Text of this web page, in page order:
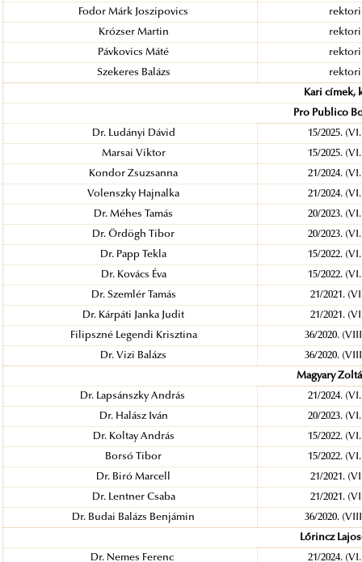
Fodor Márk Joszipovics rektori
Krózser Martin rektori
Pávkovics Máté rektori
Szekeres Balázs rektori
Kari címek,
Pro Publico
Dr. Ludányi Dávid 15/2025.
Marsai Viktor 15/2025.
Kondor Zsuzsanna 21/2024.
Volenszky Hajnalka 21/2024.
Dr. Méhes Tamás 20/2023.
Dr. Ördögh Tibor 20/2023.
Dr. Papp Tekla 15/2022.
Dr. Kovács Éva 15/2022.
Dr. Szemlér Tamás 21/2021.
Dr. Kárpáti Janka Judit 21/2021.
Filipszné Legendi Krisztina 36/2020.
Dr. Vizi Balázs 36/2020.
Magyary
Dr. Lapsánszky András 21/2024.
Dr. Halász Iván 20/2023.
Dr. Koltay András 15/2022.
Borsó Tibor 15/2022.
Dr. Biró Marcell 21/2021.
Dr. Lentner Csaba 21/2021.
Dr. Budai Balázs Benjámin 36/2020.
Lőrincz
Dr. Nemes Ferenc 21/2024.